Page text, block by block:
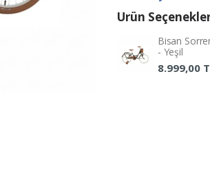
Ürün
Bisan
- Yeşil
8.999,00